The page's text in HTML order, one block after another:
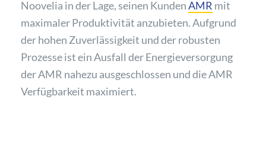
Noovelia in der Lage, seinen KundenAMR mit
maximaler Produktivität anzubieten. Aufgrund
der hohen Zuverlässigkeit und der robusten
Prozesse ist ein Ausfall der Energieversorgung
der AMR nahezu ausgeschlossen und die AMR
Verfügbarkeit maximiert.